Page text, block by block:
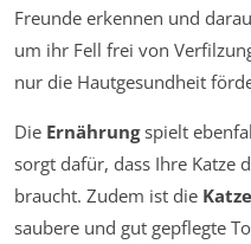
Freunde erkennen und
um ihr Fell frei von
nur die Hautgesundheit
Die Ernährungspielt
sorgt dafür, dass Ihre Katze
braucht. Zudem ist die
saubere und gut gepflegte